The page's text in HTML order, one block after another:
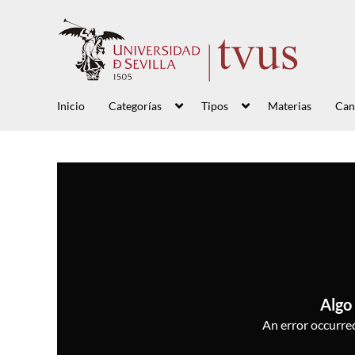
Inicio Categorías Tipos Materias
Algo
An error